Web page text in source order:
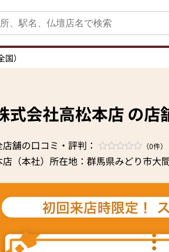
）
式会社高松本店 の店
店舗の口コミ・評判： （0件）
店（本社）所在地：群馬県みどり市大